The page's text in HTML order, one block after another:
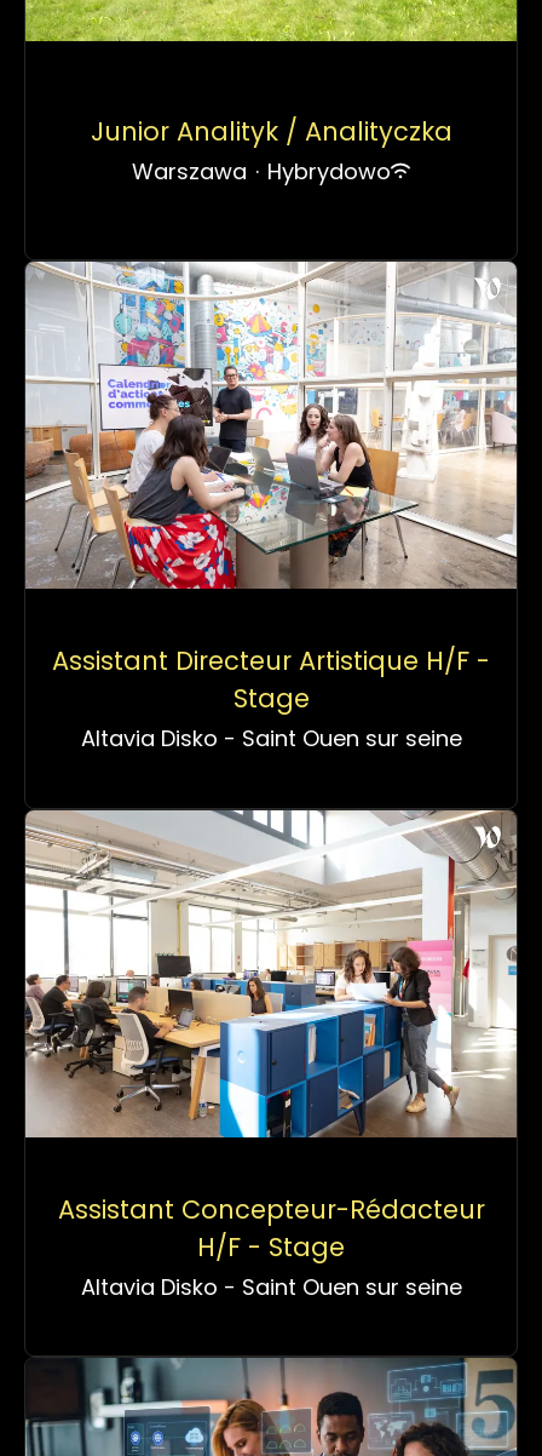
Junior Analityk / Analityczka
Warszawa · Hybrydowo
Assistant Directeur Artistique H/F -
Stage
Altavia Disko - Saint Ouen sur seine
Assistant Concepteur-Rédacteur
H/F - Stage
Altavia Disko - Saint Ouen sur seine